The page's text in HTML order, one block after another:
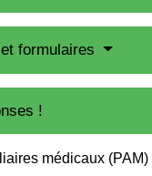
formulaires
!
médicaux